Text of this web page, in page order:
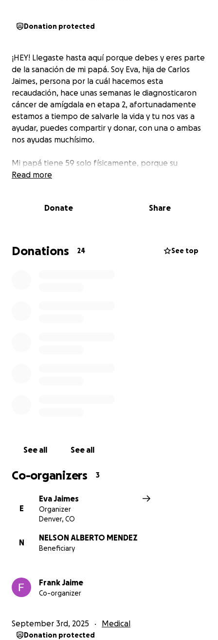
Donation protected
¡HEY! Llegaste hasta aquí porque debes y eres parte
de la sanación de mi papá. Soy Eva, hija de Carlos
Jaimes, persona por la cuál hacemos esta
recaudación, hace unas semanas le diagnosticaron
cáncer de amígdala en etapa 2, afortunadamente
estamos a tiempo de salvarle la vida y tu nos vas a
ayudar, puedes compartir y donar, con una o ambas
nos ayudas muchísimo.
Mi papá tiene 59 solo físicamente, porque su
personalidad se quedó en los 15, es un hombre
(porque nací con mal rotación intestinal) ¡El bajó
ayuda,somos de venezuela, es un presupuesto
bastante grande de dinero y tenemos poco tiempo
Read more
Donate Share
Donations 24 See top
See all See all
Co-organizers 3
E
Eva Jaimes
Organizer
Denver, CO
N
NELSON ALBERTO MENDEZ
Beneficiary
Frank Jaime
Co-organizer
September 3rd, 2025 Medical
Donation protected